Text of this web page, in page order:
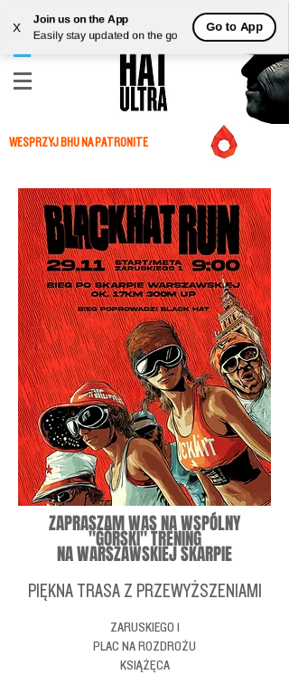
X
Join us on the App
Easily stay updated on the go
Go to App
WESPRZYJ BHU NA PATRONITE
ZAPRASZAM WAS NA WSPÓLNY
"GÓRSKI" TRENING
NA WARSZAWSKIEJ SKARPIE
PIĘKNA TRASA Z PRZEWYŻSZENIAMI
ZARUSKIEGO 1
PLAC NA ROZDROŻU
KSIĄŻĘCA